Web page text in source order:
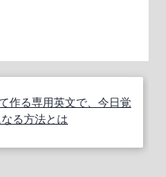
作る専用英文で、今日覚
る方法とは